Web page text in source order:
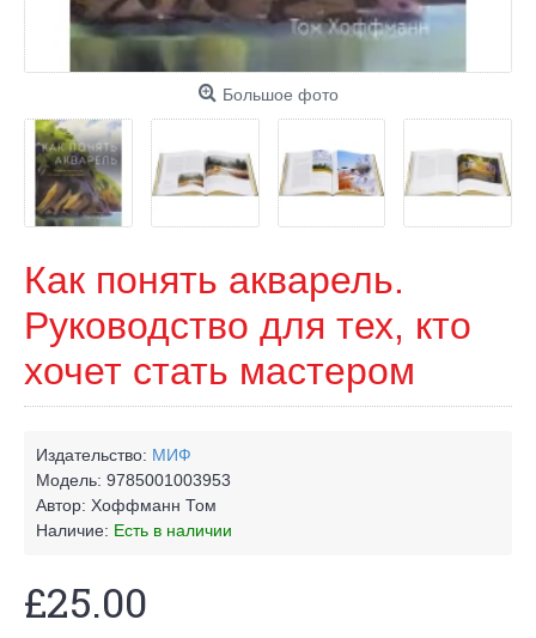
Большое фото
Как понять акварель.
Руководство для тех, кто
хочет стать мастером
Издательство: МИФ
Модель: 9785001003953
Автор: Хоффманн Том
Наличие: Есть в наличии
£25.00